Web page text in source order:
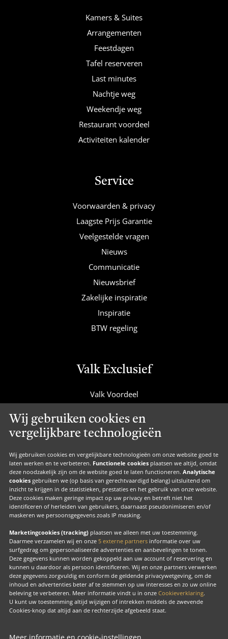
Wij gebruiken cookies en
vergelijkbare technologieën
Wij gebruiken cookies en vergelijkbare technologieën om onze website goed te
laten werken en te verbeteren. Functionele cookies plaatsen we altijd, omdat
deze noodzakelijk zijn om de website goed te laten functioneren. Analytische
cookies gebruiken we (op basis van gerechtvaardigd belang) uitsluitend om
inzicht te krijgen in de statistieken, prestaties en het gebruik van onze website.
Deze cookies maken geringe impact op uw privacy en betreft niet het
identificeren of herleiden van gebruikers, daarnaast pseudonimiseren en/of
maskeren we persoonsgegevens zoals IP masking.
Marketingcookies (tracking) plaatsen we alleen met uw toestemming.
Daarmee verzamelen wij en onze 5 externe partners informatie over uw
surfgedrag om gepersonaliseerde advertenties en aanbevelingen te tonen.
Deze gegevens kunnen worden gekoppeld aan uw account of reservering en
kunnen u daardoor als persoon identificeren. Wij en onze partners verwerken
deze gegevens zorgvuldig en conform de geldende privacywetgeving, om de
inhoud en advertenties beter af te stemmen op uw interesses en zo uw online
beleving te verbeteren. Meer informatie vindt u in onze Cookieverklaring.
U kunt uw toestemming altijd wijzigen of intrekken middels de zwevende
Cookies-knop dat altijd aan de rechterzijde afgebeeld staat.
Kamers & Suites
Arrangementen
Feestdagen
Tafel reserveren
Last minutes
Nachtje weg
Weekendje weg
Restaurant voordeel
Activiteiten kalender
Service
Voorwaarden & privacy
Laagste Prijs Garantie
Veelgestelde vragen
Nieuws
Communicatie
Nieuwsbrief
Zakelijke inspiratie
Inspiratie
BTW regeling
Valk Exclusief
Valk Voordeel
Valk Suites
Valk Jobs
Valk Exclusief Membership
Valk Voor Thuis
Valk Exclusief Zakelijk
MVO
Contact
FacebookInstagramLinkedIn
Copyright